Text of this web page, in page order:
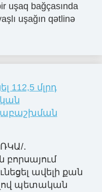
uşaq bağçasında
uşağın qətlinə
112,5 մլրդ
․
ավելի քան
պետական